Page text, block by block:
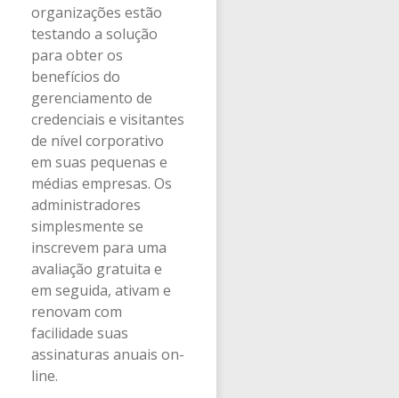
organizações estão
testando a solução
para obter os
benefícios do
gerenciamento de
credenciais e visitantes
de nível corporativo
em suas pequenas e
médias empresas. Os
administradores
simplesmente se
inscrevem para uma
avaliação gratuita e
em seguida, ativam e
renovam com
facilidade suas
assinaturas anuais on-
line.